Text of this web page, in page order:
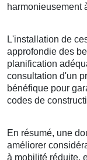
harmonieusement
L'installation de
approfondie des
planification
consultation d'un
bénéfique pour
codes de
En résumé, une
améliorer
à mobilité réduite,